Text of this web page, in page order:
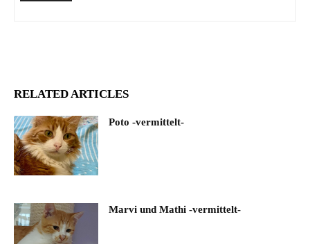
RELATED ARTICLES
Poto -vermittelt-
Marvi und Mathi -vermittelt-